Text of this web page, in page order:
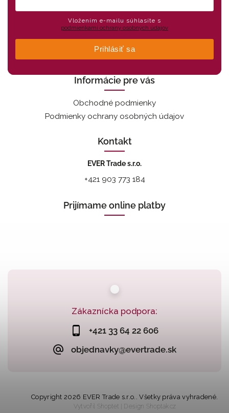
Zákaznícka podpora:
+421 33 64 22 606
objednavky@evertrade.sk
podmienkami ochrany osobných údajov
Prihlásiť sa
Informácie pre vás
Obchodné podmienky
Podmienky ochrany osobných údajov
Kontakt
EVER Trade s.r.o.
+421 903 773 184
Prijímame online platby
Copyright 2026 EVER Trade s.r.o. . Všetky práva vyhradené.
Vytvořil Shoptet | Design Shoptak.cz